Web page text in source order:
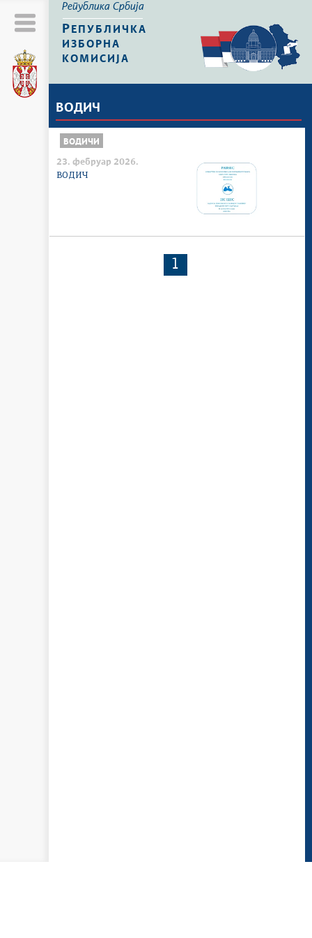
Република Србија
Р ЕПУБЛИЧКА
ИЗБОРНА
КОМИСИЈА
ВОДИЧ
ВОДИЧИ
23. фебруар 2026.
ВОДИЧ
1